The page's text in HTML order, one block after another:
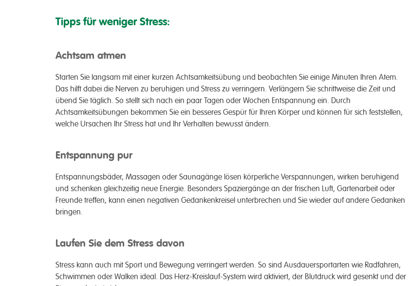
Tipps für weniger Stress:
Achtsam atmen
Starten Sie langsam mit einer kurzen Achtsamkeitsübung und beobachten Sie einige Minuten Ihren Atem.
Das hilft dabei die Nerven zu beruhigen und Stress zu verringern. Verlängern Sie schrittweise die Zeit und
übend Sie täglich. So stellt sich nach ein paar Tagen oder Wochen Entspannung ein. Durch
Achtsamkeitsübungen bekommen Sie ein besseres Gespür für Ihren Körper und können für sich feststellen,
welche Ursachen Ihr Stress hat und Ihr Verhalten bewusst ändern.
Entspannung pur
Entspannungsbäder, Massagen oder Saunagänge lösen körperliche Verspannungen, wirken beruhigend
und schenken gleichzeitig neue Energie. Besonders Spaziergänge an der frischen Luft, Gartenarbeit oder
Freunde treffen, kann einen negativen Gedankenkreisel unterbrechen und Sie wieder auf andere Gedanken
bringen.
Laufen Sie dem Stress davon
Stress kann auch mit Sport und Bewegung verringert werden. So sind Ausdauersportarten wie Radfahren,
Schwimmen oder Walken ideal. Das Herz-Kreislauf-System wird aktiviert, der Blutdruck wird gesenkt und der